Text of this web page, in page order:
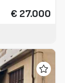
€ 27.000